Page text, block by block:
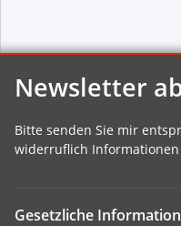
Newsletter
Bitte senden Sie mir
widerruflich
Gesetzliche